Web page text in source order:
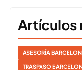
Artículos
ASESORÍA
TRASPASO